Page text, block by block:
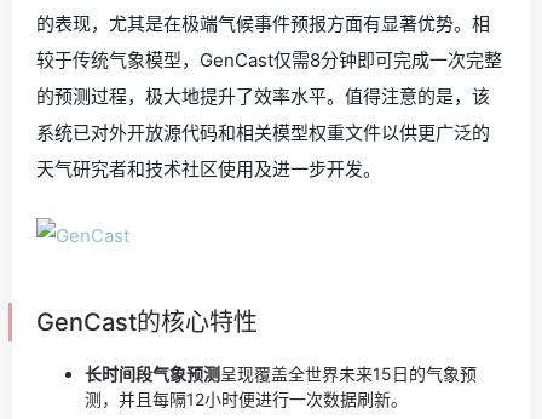
的表现，尤其是在极端气候事件预报方面有显著优势。相
较于传统气象模型，GenCast仅需8分钟即可完成一次完整
的预测过程，极大地提升了效率水平。值得注意的是，该
系统已对外开放源代码和相关模型权重文件以供更广泛的
天气研究者和技术社区使用及进一步开发。
GenCast的核心特性
长时间段气象预测呈现覆盖全世界未来15日的气象预
测，并且每隔12小时便进行一次数据刷新。